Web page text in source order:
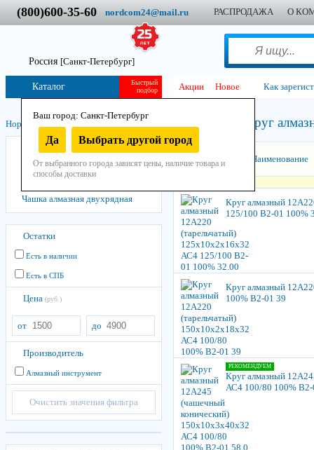
(800)600-35-60 nordcom24@mail.ru РАСПРОДАЖА О
Россия [Санкт-Петербург]
Ваш город: Санкт-Петербург
Да Выбрать другой город
От выбранного города зависят цены, наличие товара и
способы доставки
Быстрый
подбор
Каталог Акции Новое Как
Нордком Инструмент Остнастно-расходный Круг
Круг алмазный
Коронка алмазная
Чашка алмазная двухрядная
Остатки
Есть в наличии
Есть в СПБ
Цена (руб.)
от до
Производитель
Алмазный инструмент
Очистить значения фильтра
Наименование
Круг алмазный
125/100 В2-01 100%
Круг алмазный
100% В2-01 39
РЕКОМЕНДУЕМ
Круг алмазный
АС4 100/80 100% В2-